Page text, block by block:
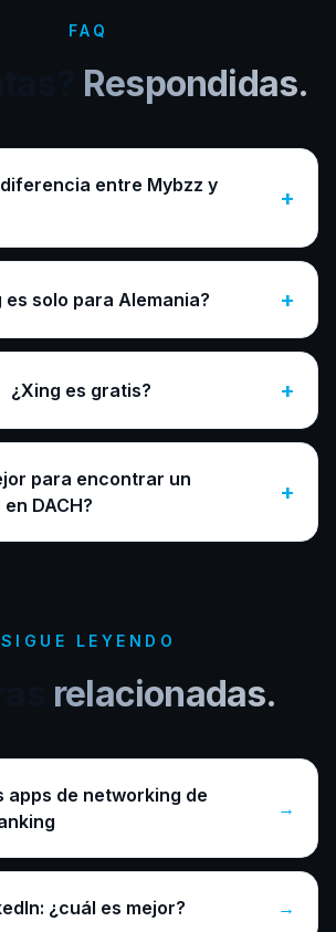
FAQ
Respondidas.
entre Mybzz y
+
es solo para Alemania? +
¿Xing es gratis? +
para encontrar un
DACH?
+
SIGUE LEYENDO
relacionadas.
apps de networking de
→
¿cuál es mejor? →